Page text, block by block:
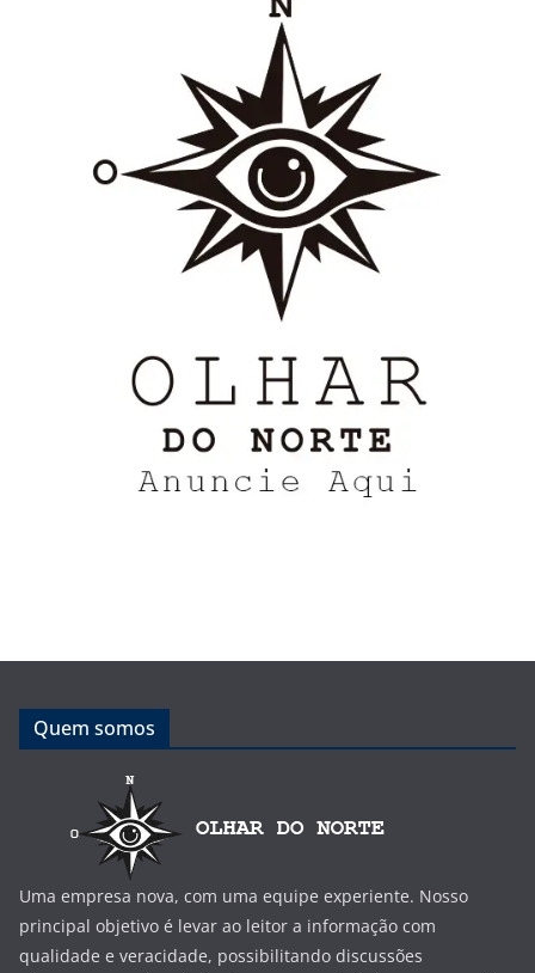
Quem somos
Uma empresa nova, com uma equipe experiente. Nosso
principal objetivo é levar ao leitor a informação com
qualidade e veracidade, possibilitando discussões